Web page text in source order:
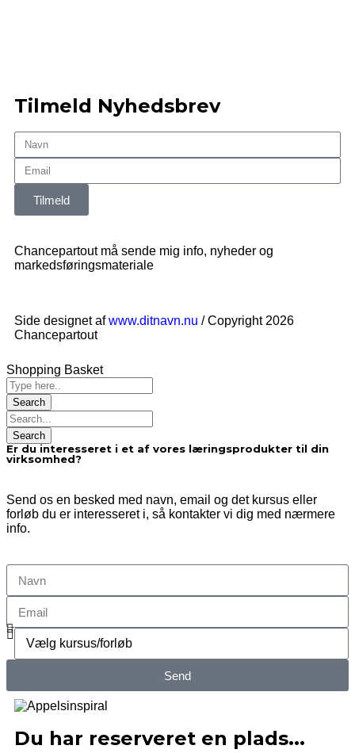
Tilmeld Nyhedsbrev
Tilmeld
Chancepartout må sende mig info, nyheder og
markedsføringsmateriale
Side designet afwww.ditnavn.nu / Copyright 2026
Chancepartout
Shopping Basket
Er du interesseret i et af vores læringsprodukter til din
virksomhed?
Send os en besked med navn, email og det kursus eller
forløb du er interesseret i, så kontakter vi dig med nærmere
info.
Send
Du har reserveret en plads...